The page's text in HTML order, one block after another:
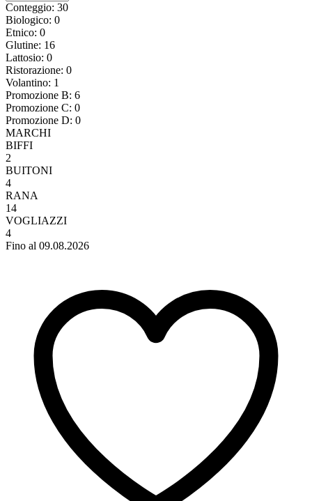
Conteggio: 30
Biologico: 0
Etnico: 0
Glutine: 16
Lattosio: 0
Ristorazione: 0
Volantino: 1
Promozione B: 6
Promozione C: 0
Promozione D: 0
MARCHI
BIFFI
2
BUITONI
4
RANA
14
VOGLIAZZI
4
Fino al 09.08.2026